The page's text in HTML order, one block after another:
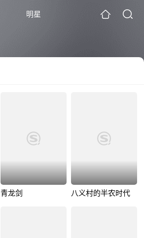
明星
青龙剑 八义村的半农时代